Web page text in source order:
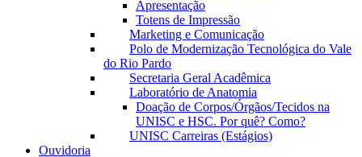
Apresentação
Totens de Impressão
Marketing e Comunicação
Polo de Modernização Tecnológica do Vale
do Rio Pardo
Secretaria Geral Acadêmica
Laboratório de Anatomia
Doação de Corpos/Órgãos/Tecidos na
UNISC e HSC. Por quê? Como?
UNISC Carreiras (Estágios)
Ouvidoria